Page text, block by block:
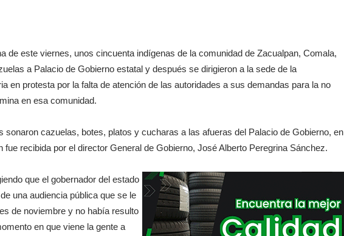
de este viernes, unos cincuenta indígenas de la comunidad de Zacualpan, Comala,
a Palacio de Gobierno estatal y después se dirigieron a la sede de la
en protesta por la falta de atención de las autoridades a sus demandas para la no
en esa comunidad.
sonaron cazuelas, botes, platos y cucharas a las afueras del Palacio de Gobierno, en
fue recibida por el director General de Gobierno, José Alberto Peregrina Sánchez.
que el gobernador del estado
una audiencia pública que se le
de noviembre y no había resulto
en que viene la gente a